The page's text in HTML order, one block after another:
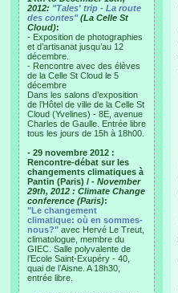
2012: "Tales' trip - La route
des contes"(La Celle St
Cloud):
- Exposition de photographies
et d’artisanat jusqu’au 12
décembre.
- Rencontre avec des élèves
de la Celle St Cloud le 5
décembre
Dans les salons d’exposition
de l’Hôtel de ville de la Celle St
Cloud (Yvelines) - 8E, avenue
Charles de Gaulle. Entrée libre
tous les jours de 15h à 18h00.
- 29 novembre 2012 :
Rencontre-débat sur les
changements climatiques à
Pantin (Paris) / - November
29th, 2012 : Climate Change
conference (Paris):
"Le changement
climatique: où en sommes-
nous?" avec Hervé Le Treut,
climatologue, membre du
GIEC. Salle polyvalente de
l’Ecole Saint-Exupéry - 40,
quai de l’Aisne. A 18h30,
entrée libre.